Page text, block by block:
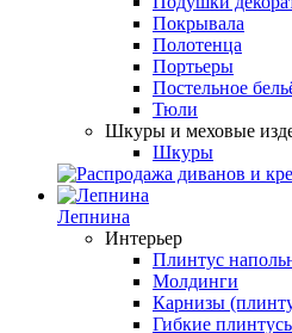
Покрывала
Полотенца
Портьеры
Постельное
Тюли
Шкуры и меховые
Шкуры
Лепнина
Интерьер
Плинтус
Молдинги
Карнизы
Гибкие